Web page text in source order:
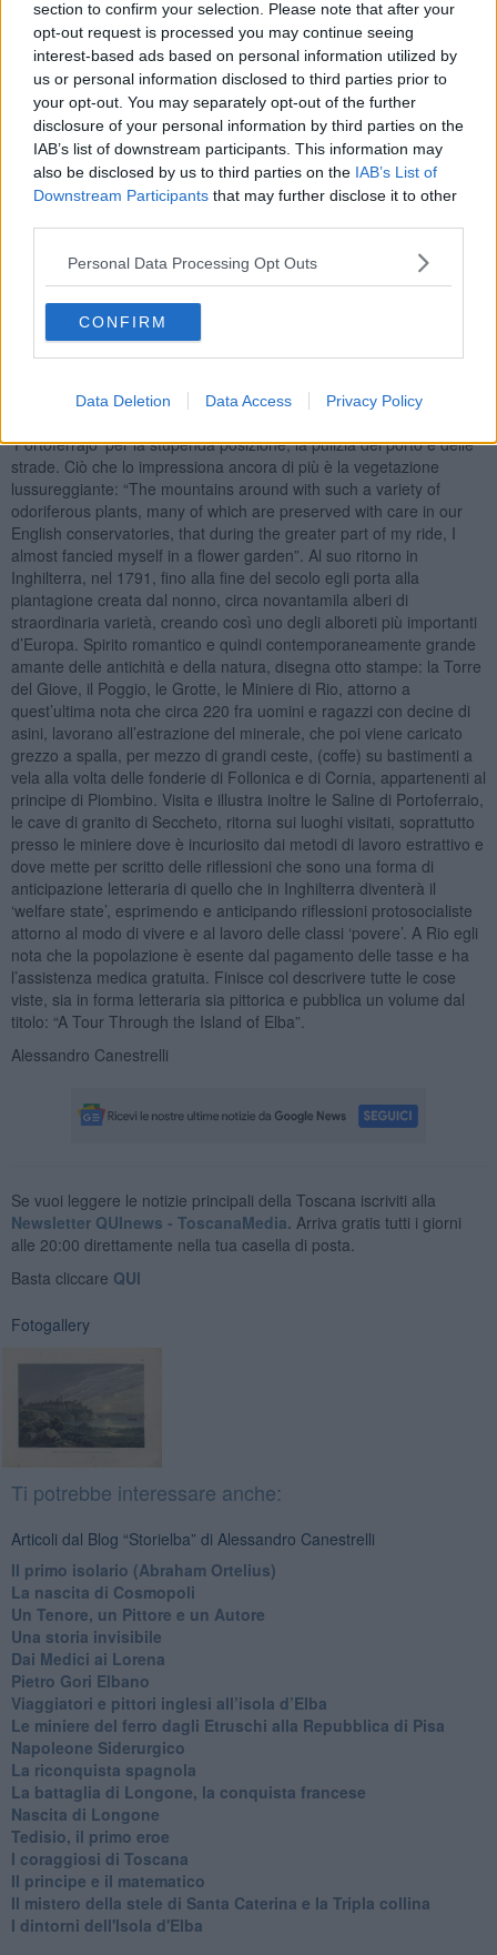
section to confirm your selection. Please note that after your
opt-out request is processed you may continue seeing
interest-based ads based on personal information utilized by
us or personal information disclosed to third parties prior to
your opt-out. You may separately opt-out of the further
disclosure of your personal information by third parties on the
IAB’s list of downstream participants. This information may
also be disclosed by us to third parties on the IAB’s List of
Downstream Participants that may further disclose it to other
Personal Data Processing Opt Outs
CONFIRM
Data Deletion Data Access Privacy Policy
Sir John Coalt Hoare, View of Porto Longone
Altro personaggio singolare e molto interessante è l’inglese Sir
Richard Colt Hoare che giunge all’Elba, dopo una breve visita ai
Marina, con una lettera di presentazione per la famiglia Pellegrini,
che ha preparato la sua sistemazione, si trattiene all’isola per circa
dieci giorni, lasciando testimonianza scritta e dipinta delle sue
escursioni. Il giovane baronetto, figlio e nipote di una delle famiglie
più ricche e più in vista di Londra, è al suo secondo ‘tour’ in Europa
ormai imparato sufficientemente bene la nostra lingua tanto da
‘Portoferrajo’ per la stupenda posizione, la pulizia del porto e delle
strade. Ciò che lo impressiona ancora di più è la vegetazione
lussureggiante: “The mountains around with such a variety of
odoriferous plants, many of which are preserved with care in our
English conservatories, that during the greater part of my ride, I
almost fancied myself in a flower garden”. Al suo ritorno in
Inghilterra, nel 1791, fino alla fine del secolo egli porta alla
piantagione creata dal nonno, circa novantamila alberi di
straordinaria varietà, creando così uno degli alboreti più importanti
d’Europa. Spirito romantico e quindi contemporaneamente grande
amante delle antichità e della natura, disegna otto stampe: la Torre
del Giove, il Poggio, le Grotte, le Miniere di Rio, attorno a
quest’ultima nota che circa 220 fra uomini e ragazzi con decine di
asini, lavorano all’estrazione del minerale, che poi viene caricato
grezzo a spalla, per mezzo di grandi ceste, (coffe) su bastimenti a
vela alla volta delle fonderie di Follonica e di Cornia, appartenenti al
principe di Piombino. Visita e illustra inoltre le Saline di Portoferraio,
le cave di granito di Seccheto, ritorna sui luoghi visitati, soprattutto
presso le miniere dove è incuriosito dai metodi di lavoro estrattivo e
dove mette per scritto delle riflessioni che sono una forma di
anticipazione letteraria di quello che in Inghilterra diventerà il
‘welfare state’, esprimendo e anticipando riflessioni protosocialiste
attorno al modo di vivere e al lavoro delle classi ‘povere’. A Rio egli
nota che la popolazione è esente dal pagamento delle tasse e ha
l’assistenza medica gratuita. Finisce col descrivere tutte le cose
viste, sia in forma letteraria sia pittorica e pubblica un volume dal
titolo: “A Tour Through the Island of Elba”.
Alessandro Canestrelli
Se vuoi leggere le notizie principali della Toscana iscriviti alla
Newsletter QUInews - ToscanaMedia. Arriva gratis tutti i giorni
alle 20:00 direttamente nella tua casella di posta.
Basta cliccare QUI
Fotogallery
Ti potrebbe interessare anche:
Articoli dal Blog “Storielba” di Alessandro Canestrelli
Il primo isolario (Abraham Ortelius)
La nascita di Cosmopoli
​Un Tenore, un Pittore e un Autore
Una storia invisibile
Dai Medici ai Lorena
​Pietro Gori Elbano
​Viaggiatori e pittori inglesi all’isola d’Elba
Le miniere del ferro dagli Etruschi alla Repubblica di Pisa
​Napoleone Siderurgico
​La riconquista spagnola
​La battaglia di Longone, la conquista francese
Nascita di Longone
Tedisio, il primo eroe
I coraggiosi di Toscana
Il principe e il matematico
Il mistero della stele di Santa Caterina e la Tripla collina
I dintorni dell'Isola d'Elba